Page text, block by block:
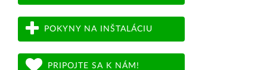
POKYNY NA INŠTALÁCIU
PRIPOJTE SA K NÁM!